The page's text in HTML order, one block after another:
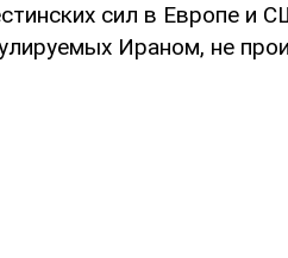
сил в Европе и
Ираном, не